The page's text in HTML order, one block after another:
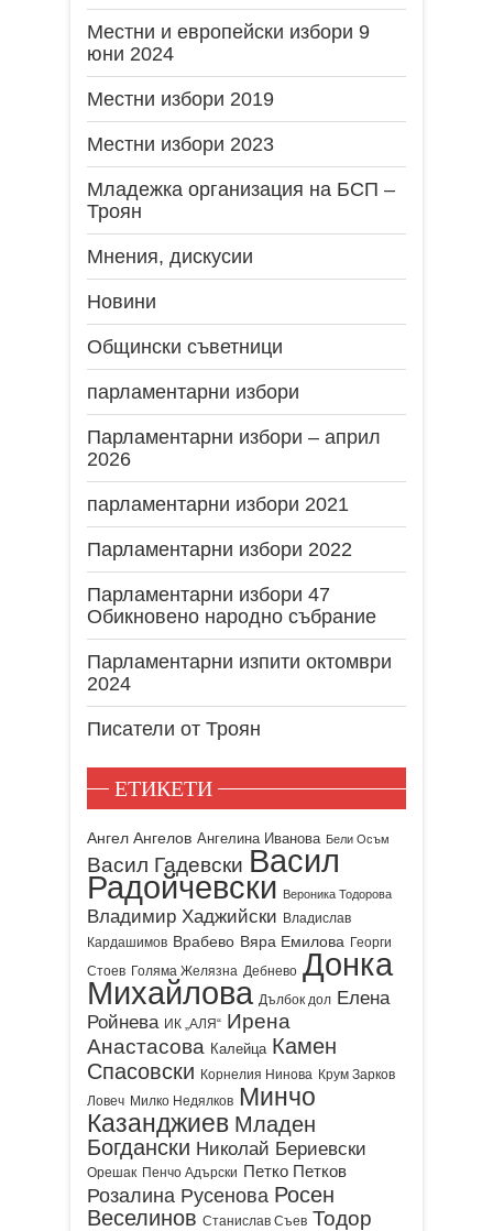
Местни и европейски избори 9
юни 2024
Местни избори 2019
Местни избори 2023
Младежка организация на БСП –
Троян
Мнения, дискусии
Новини
Общински съветници
парламентарни избори
Парламентарни избори – април
2026
парламентарни избори 2021
Парламентарни избори 2022
Парламентарни избори 47
Обикновено народно събрание
Парламентарни изпити октомври
2024
Писатели от Троян
ЕТИКЕТИ
Ангел Ангелов Ангелина Иванова Бели Осъм
Васил Гадевски Васил
Радойчевски Вероника Тодорова
Владимир Хаджийски Владислав
Кардашимов Врабево Вяра Емилова Георги
Стоев Голяма Желязна Дебнево Донка
Михайлова Дълбок дол Елена
Ройнева ИК „АЛЯ“ Ирена
Анастасова Калейца Камен
Спасовски Корнелия Нинова Крум Зарков
Ловеч Милко Недялков Минчо
Казанджиев Младен
Богдански Николай Бериевски
Орешак Пенчо Адърски Петко Петков
Розалина Русенова Росен
Веселинов Станислав Съев Тодор